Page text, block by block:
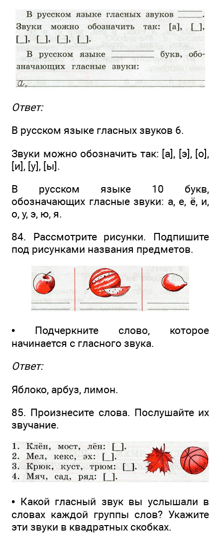
Ответ:
В русском языке гласных звуков 6.
Звуки можно обозначить так: [а], [э], [о],
[и], [у], [ы].
В русском языке 10 букв,
обозначающих гласные звуки: а, е, ё, и,
о, у, э, ю, я.
84. Рассмотрите рисунки. Подпишите
под рисунками названия предметов.
• Подчеркните слово, которое
начинается с гласного звука.
Ответ:
Яблоко, арбуз, лимон.
85. Произнесите слова. Послушайте их
звучание.
• Какой гласный звук вы услышали в
словах каждой группы слов? Укажите
эти звуки в квадратных скобках.